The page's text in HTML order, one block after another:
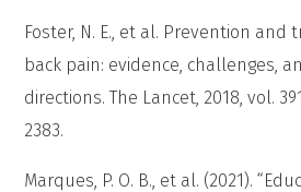
Foster, N. E., et al. Prevention
back pain: evidence, challenges,
directions. The Lancet, 2018, vol.
2383.
Marques, P. O. B., et al. (2021).